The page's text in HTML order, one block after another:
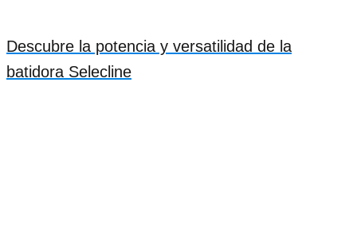
Descubre la potencia y versatilidad de la
batidora Selecline